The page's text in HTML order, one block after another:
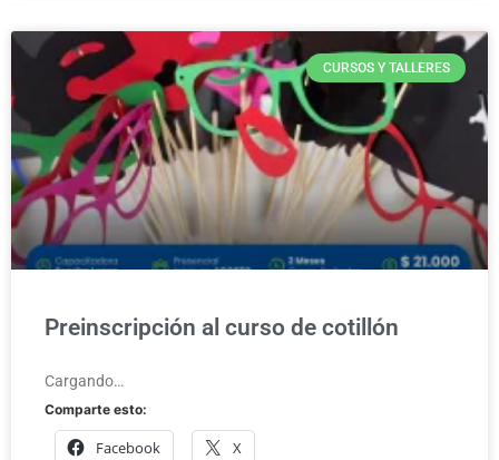
CURSOS Y TALLERES
Preinscripción al curso de cotillón
Cargando…
Comparte esto:
Facebook X